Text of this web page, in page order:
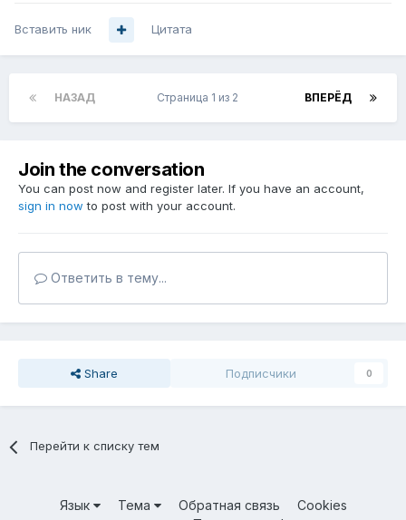
Вставить ник Цитата
НАЗАД ВПЕРЁД
Страница 1 из 2
Join the conversation
You can post now and register later. If you have an account,
sign in now to post with your account.
Ответить в тему...
Share Подписчики 0
Перейти к списку тем
Язык Тема Обратная связь
Cookies